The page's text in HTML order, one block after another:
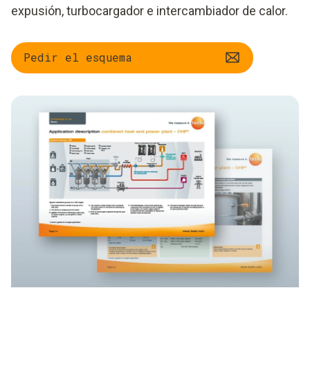
expusión, turbocargador e intercambiador de calor.
Pedir el esquema